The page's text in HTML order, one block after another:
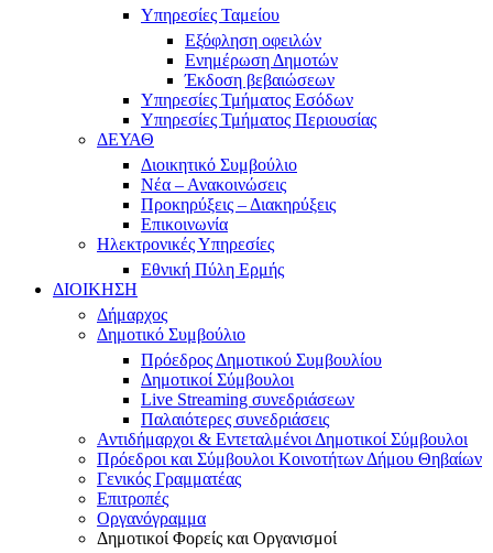
Υπηρεσίες Ταμείου
Εξόφληση οφειλών
Ενημέρωση Δημοτών
Έκδοση βεβαιώσεων
Υπηρεσίες Τμήματος Εσόδων
Υπηρεσίες Τμήματος Περιουσίας
ΔΕΥΑΘ
Διοικητικό Συμβούλιο
Νέα – Ανακοινώσεις
Προκηρύξεις – Διακηρύξεις
Επικοινωνία
Ηλεκτρονικές Υπηρεσίες
Εθνική Πύλη Ερμής
ΔΙΟΙΚΗΣΗ
Δήμαρχος
Δημοτικό Συμβούλιο
Πρόεδρος Δημοτικού Συμβουλίου
Δημοτικοί Σύμβουλοι
Live Streaming συνεδριάσεων
Παλαιότερες συνεδριάσεις
Αντιδήμαρχοι & Εντεταλμένοι Δημοτικοί Σύμβουλοι
Πρόεδροι και Σύμβουλοι Κοινοτήτων Δήμου Θηβαίων
Γενικός Γραμματέας
Επιτροπές
Οργανόγραμμα
Δημοτικοί Φορείς και Οργανισμοί